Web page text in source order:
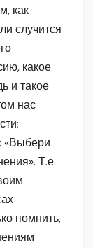
как
случится
какое
и такое
нас
«Выбери
Т.е.
помнить,